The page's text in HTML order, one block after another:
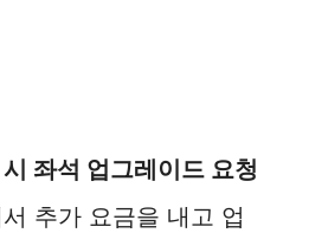
좌석 업그레이드 요청
추가 요금을 내고 업